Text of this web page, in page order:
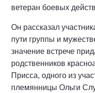
ветеран боевых
Он рассказал
пути группы и
значение встрече
родственников
Присса, одного из
племянницы Ольги